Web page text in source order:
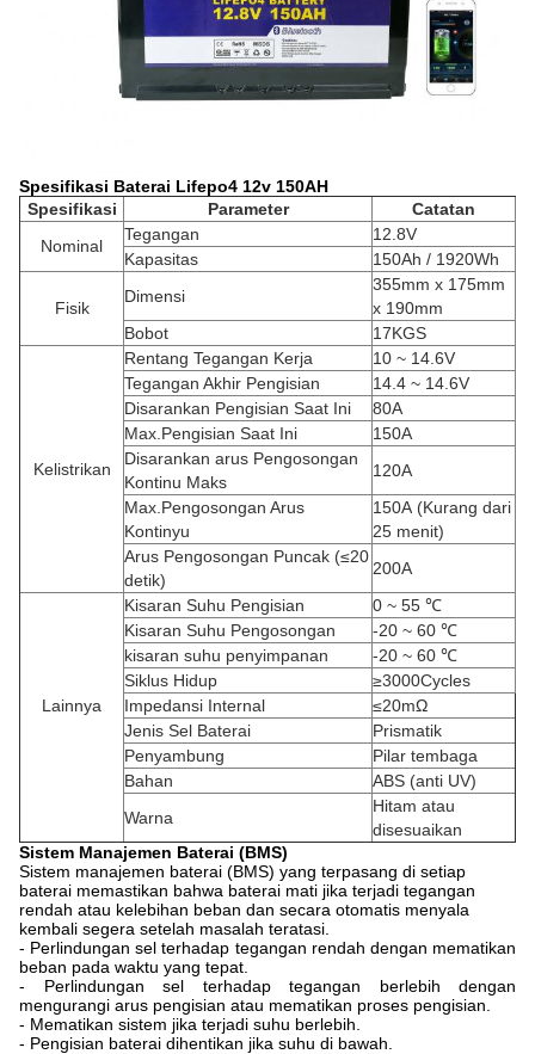
Spesifikasi Baterai Lifepo4 12v 150AH
Spesifikasi
Parameter
Catatan
Nominal
Tegangan
12.8V
Kapasitas
150Ah / 1920Wh
Fisik
Dimensi
355mm x 175mm
x 190mm
Bobot
17KGS
Kelistrikan
Rentang Tegangan Kerja
10 ~ 14.6V
Tegangan Akhir Pengisian
14.4 ~ 14.6V
Disarankan Pengisian Saat Ini
80A
Max.Pengisian Saat Ini
150A
Disarankan arus Pengosongan
Kontinu Maks
120A
Max.Pengosongan Arus
Kontinyu
150A (Kurang dari
25 menit)
Arus Pengosongan Puncak (≤20
detik)
200A
Lainnya
Kisaran Suhu Pengisian
0 ~ 55 ℃
Kisaran Suhu Pengosongan
-20 ~ 60 ℃
kisaran suhu penyimpanan
-20 ~ 60 ℃
Siklus Hidup
≥3000Cycles
Impedansi Internal
≤20mΩ
Jenis Sel Baterai
Prismatik
Penyambung
Pilar tembaga
Bahan
ABS (anti UV)
Warna
Hitam atau
disesuaikan
Sistem Manajemen Baterai (BMS)
Sistem manajemen baterai (BMS) yang terpasang di setiap
baterai memastikan bahwa baterai mati jika terjadi tegangan
rendah atau kelebihan beban dan secara otomatis menyala
kembali segera setelah masalah teratasi.
- Perlindungan sel terhadap tegangan rendah dengan mematikan
beban pada waktu yang tepat.
- Perlindungan sel terhadap tegangan berlebih dengan
mengurangi arus pengisian atau mematikan proses pengisian.
- Mematikan sistem jika terjadi suhu berlebih.
- Pengisian baterai dihentikan jika suhu di bawah.